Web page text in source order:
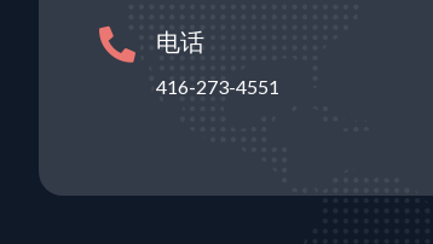
 电话
416-273-4551